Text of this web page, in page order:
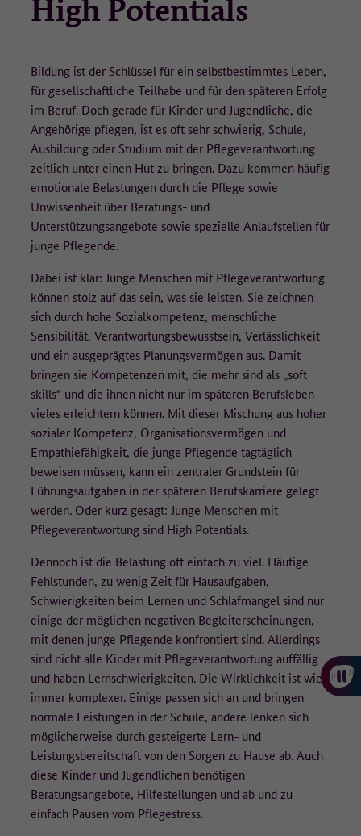
High Potentials
Bildung ist der Schlüssel für ein selbstbestimmtes Leben,
für gesellschaftliche Teilhabe und für den späteren Erfolg
im Beruf. Doch gerade für Kinder und Jugendliche, die
Angehörige pflegen, ist es oft sehr schwierig, Schule,
Ausbildung oder Studium mit der Pflegeverantwortung
zeitlich unter einen Hut zu bringen. Dazu kommen häufig
emotionale Belastungen durch die Pflege sowie
Unwissenheit über Beratungs- und
Unterstützungsangebote sowie spezielle Anlaufstellen für
junge Pflegende.
Dabei ist klar: Junge Menschen mit Pflegeverantwortung
können stolz auf das sein, was sie leisten. Sie zeichnen
sich durch hohe Sozialkompetenz, menschliche
Sensibilität, Verantwortungsbewusstsein, Verlässlichkeit
und ein ausgeprägtes Planungsvermögen aus. Damit
bringen sie Kompetenzen mit, die mehr sind als „soft
skills“ und die ihnen nicht nur im späteren Berufsleben
vieles erleichtern können. Mit dieser Mischung aus hoher
sozialer Kompetenz, Organisationsvermögen und
Empathiefähigkeit, die junge Pflegende tagtäglich
beweisen müssen, kann ein zentraler Grundstein für
Führungsaufgaben in der späteren Berufskarriere gelegt
werden. Oder kurz gesagt: Junge Menschen mit
Pflegeverantwortung sind High Potentials.
Dennoch ist die Belastung oft einfach zu viel. Häufige
Fehlstunden, zu wenig Zeit für Hausaufgaben,
Schwierigkeiten beim Lernen und Schlafmangel sind nur
einige der möglichen negativen Begleiterscheinungen,
mit denen junge Pflegende konfrontiert sind. Allerdings
sind nicht alle Kinder mit Pflegeverantwortung auffällig
und haben Lernschwierigkeiten. Die Wirklichkeit ist wie
immer komplexer. Einige passen sich an und bringen
normale Leistungen in der Schule, andere lenken sich
möglicherweise durch gesteigerte Lern- und
Leistungsbereitschaft von den Sorgen zu Hause ab. Auch
diese Kinder und Jugendlichen benötigen
Beratungsangebote, Hilfestellungen und ab und zu
einfach Pausen vom Pflegestress.
Zweck
generierte ID, für die historische Speicherung
Ihrer vorgenommen Einstellungen, falls der
Webseiten-Betreiber dies eingestellt hat.
• Betriebssystem-Version,
• Browser/Browser-Engines und Browser-Plugins,
• die Website, von der auf die aufgerufene Seite gelangt wurde
(Referrer-Site),
• Verweildauer,
• heruntergeladene PDFs,
• eingegebene Suchbegriffe.
Die IP-Adresse wird nicht vollständig gespeichert, die letzten
beiden Oktette werden zum frühestmöglichen Zeitpunkt
weggelassen/verfremdet (Beispiel: 183.172.xxx.xxx).
Es werden keine Cookies auf dem Endgerät gespeichert. Wird eine
Einwilligung für die Datenerfassung nicht erteilt, erfolgt ein Opt-
Daten erfasst werden.
Wie lange werden die Daten gespeichert?
Die pseudonymisierte IP-Adresse wird für 90 Tage gespeichert und
danach gelöscht.
Auf welcher Rechtsgrundlage werden die Daten erfasst?
Rechtsgrundlage für die Erfassung der Daten ist die Einwilligung der
Nutzenden nach Art. 6 Abs. 1 Buchstabe a der Datenschutz-
Grundverordnung (DSGVO). Die Einwilligung kann auf der
Datenschutzseite jederzeit widerrufen werden. Die Rechtmäßigkeit
der bis zum Widerruf erfolgten Datenverarbeitung bleibt davon
unberührt.
Wo werden die Daten verarbeitet?
Matomo wird lokal auf den Servern des technischen Dienstleisters,
der ]init[ AG, in Deutschland betrieben (Auftragsverarbeiter).
Weitere Informationen:
Weitere Informationen zur Verarbeitung personenbezogener Daten
finden Sie unter Datenschutz.